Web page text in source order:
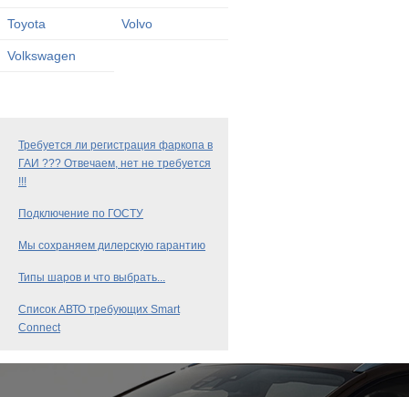
Toyota Volvo
Volkswagen
Требуется ли регистрация фаркопа в
ГАИ ??? Отвечаем, нет не требуется
!!!
Подключение по ГОСТУ
Мы сохраняем дилерскую гарантию
Типы шаров и что выбрать...
Список АВТО требующих Smart
Connect